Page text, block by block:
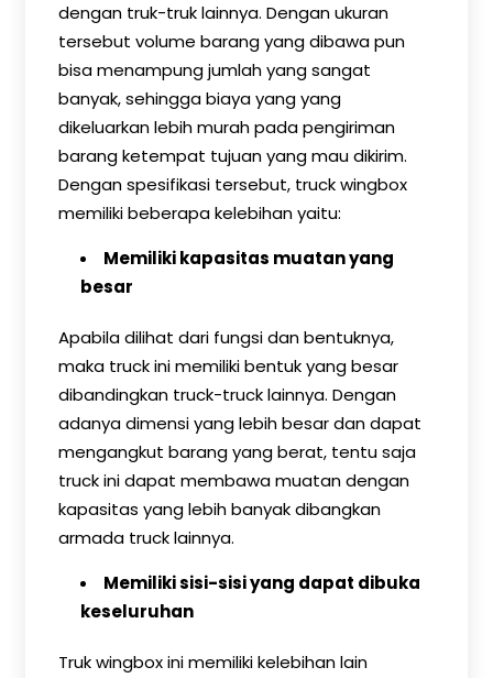
dengan truk-truk lainnya. Dengan ukuran
tersebut volume barang yang dibawa pun
bisa menampung jumlah yang sangat
banyak, sehingga biaya yang yang
dikeluarkan lebih murah pada pengiriman
barang ketempat tujuan yang mau dikirim.
Dengan spesifikasi tersebut, truck wingbox
memiliki beberapa kelebihan yaitu:
Memiliki kapasitas muatan yang
besar
Apabila dilihat dari fungsi dan bentuknya,
maka truck ini memiliki bentuk yang besar
dibandingkan truck-truck lainnya. Dengan
adanya dimensi yang lebih besar dan dapat
mengangkut barang yang berat, tentu saja
truck ini dapat membawa muatan dengan
kapasitas yang lebih banyak dibangkan
armada truck lainnya.
Memiliki sisi-sisi yang dapat dibuka
keseluruhan
Truk wingbox ini memiliki kelebihan lain